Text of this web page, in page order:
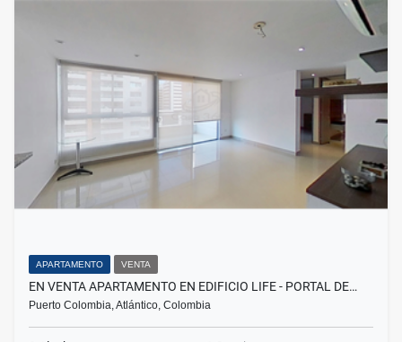
APARTAMENTO VENTA
EN VENTA APARTAMENTO EN EDIFICIO LIFE - PORTAL DE…
Puerto Colombia, Atlántico, Colombia